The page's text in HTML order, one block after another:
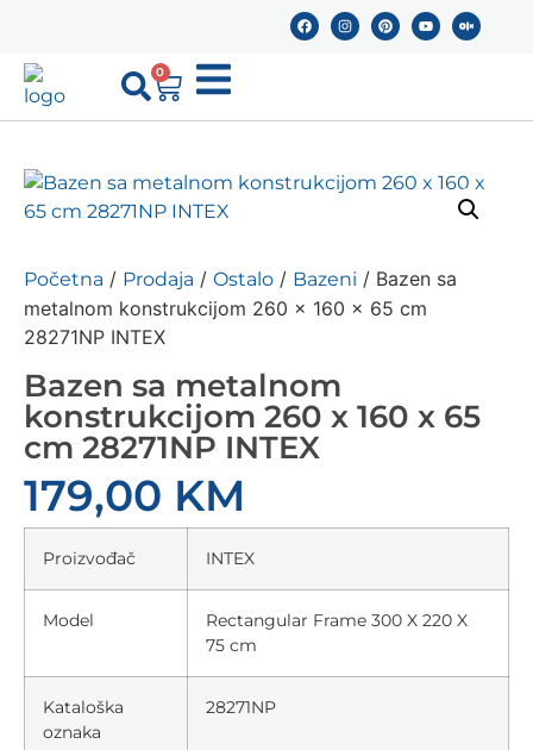
0
Početna / Prodaja / Ostalo / Bazeni / Bazen sa
metalnom konstrukcijom 260 x 160 x 65 cm
28271NP INTEX
Bazen sa metalnom
konstrukcijom 260 x 160 x 65
cm 28271NP INTEX
179,00 KM
Proizvođač INTEX
Model
Rectangular Frame 300 X 220 X
75 cm
Kataloška
oznaka
28271NP